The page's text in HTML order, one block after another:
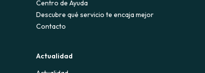
Centro de Ayuda
Descubre qué servicio te encaja mejor
Contacto
Actualidad